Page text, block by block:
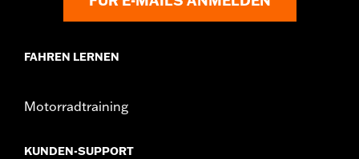
FAHREN LERNEN
Motorradtraining
KUNDEN-SUPPORT